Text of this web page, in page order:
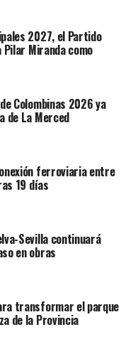
2027, el Partido
Miranda como
Colombinas 2026 ya
de La Merced
ferroviaria entre
19 días
Sevilla continuará
en obras
transformar el parque
de la Provincia